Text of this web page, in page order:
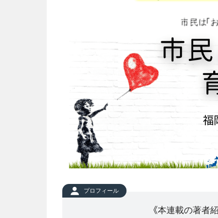
プロフィール
《本連載の著者